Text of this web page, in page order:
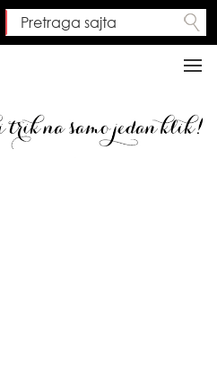
Search form
Pretraga sajta